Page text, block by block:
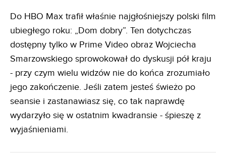
Do HBO Max trafił właśnie najgłośniejszy polski film
ubiegłego roku: „Dom dobry”. Ten dotychczas
dostępny tylko w Prime Video obraz Wojciecha
Smarzowskiego sprowokował do dyskusji pół kraju
- przy czym wielu widzów nie do końca zrozumiało
jego zakończenie. Jeśli zatem jesteś świeżo po
seansie i zastanawiasz się, co tak naprawdę
wydarzyło się w ostatnim kwadransie - śpieszę z
wyjaśnieniami.